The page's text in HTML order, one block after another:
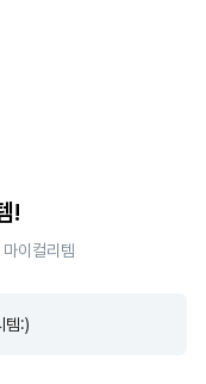
!
마이컬리템
템:)